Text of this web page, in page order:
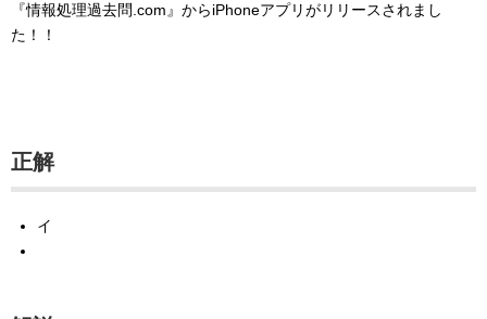
『情報処理過去問.com』からiPhoneアプリがリリースされまし
た！！
正解
イ